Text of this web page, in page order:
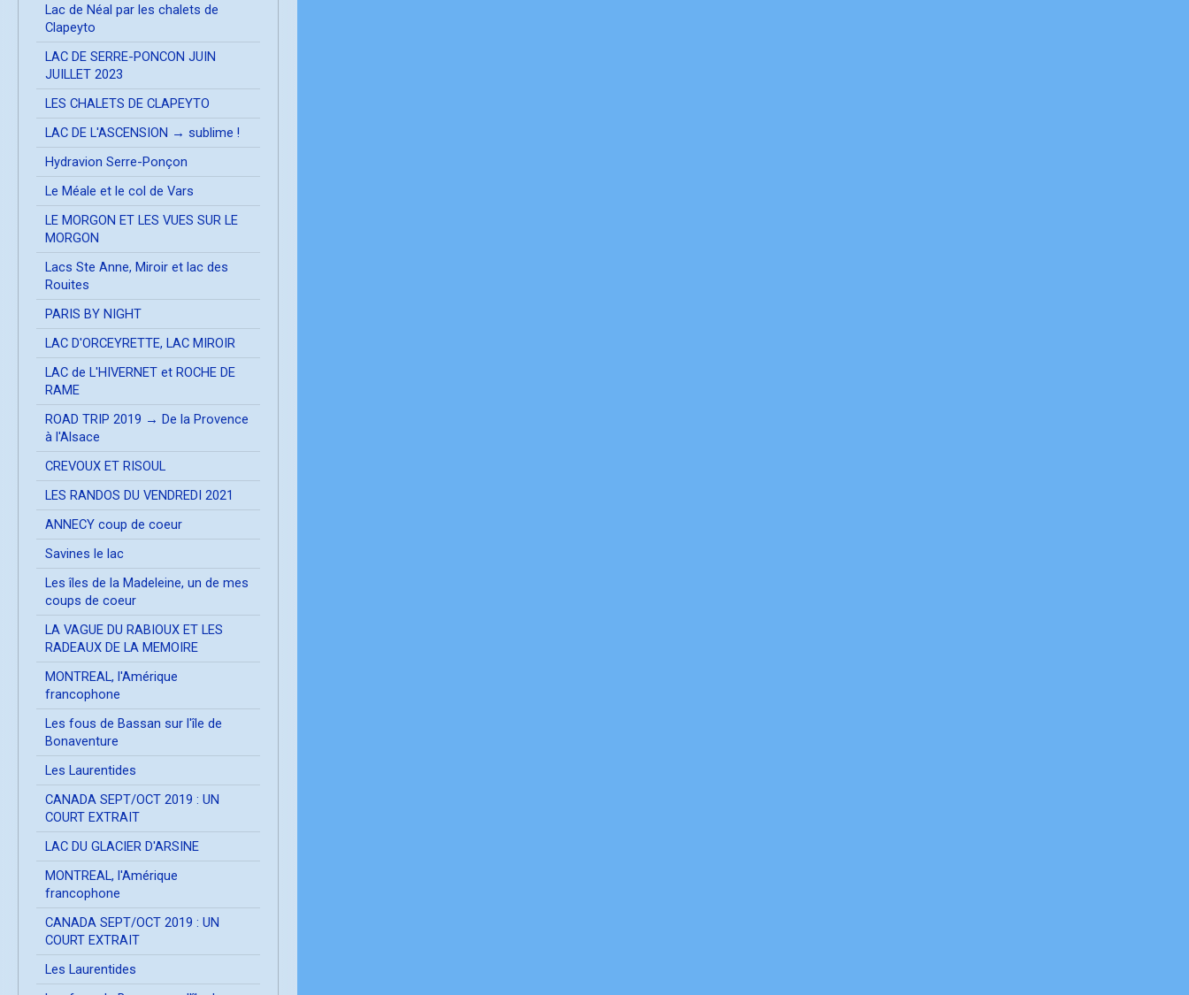
Lac de Néal par les chalets de
Clapeyto
LAC DE SERRE-PONCON JUIN
JUILLET 2023
LES CHALETS DE CLAPEYTO
LAC DE L'ASCENSION → sublime !
Hydravion Serre-Ponçon
Le Méale et le col de Vars
LE MORGON ET LES VUES SUR LE
MORGON
Lacs Ste Anne, Miroir et lac des
Rouites
PARIS BY NIGHT
LAC D'ORCEYRETTE, LAC MIROIR
LAC de L'HIVERNET et ROCHE DE
RAME
ROAD TRIP 2019 → De la Provence
à l'Alsace
CREVOUX ET RISOUL
LES RANDOS DU VENDREDI 2021
ANNECY coup de coeur
Savines le lac
Les îles de la Madeleine, un de mes
coups de coeur
LA VAGUE DU RABIOUX ET LES
RADEAUX DE LA MEMOIRE
MONTREAL, l'Amérique
francophone
Les fous de Bassan sur l'île de
Bonaventure
Les Laurentides
CANADA SEPT/OCT 2019 : UN
COURT EXTRAIT
LAC DU GLACIER D'ARSINE
MONTREAL, l'Amérique
francophone
CANADA SEPT/OCT 2019 : UN
COURT EXTRAIT
Les Laurentides